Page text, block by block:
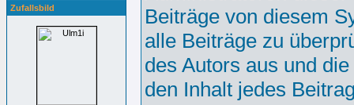
Zufallsbild
Beiträge von diesem
alle Beiträge zu
des Autors aus und
den Inhalt jedes